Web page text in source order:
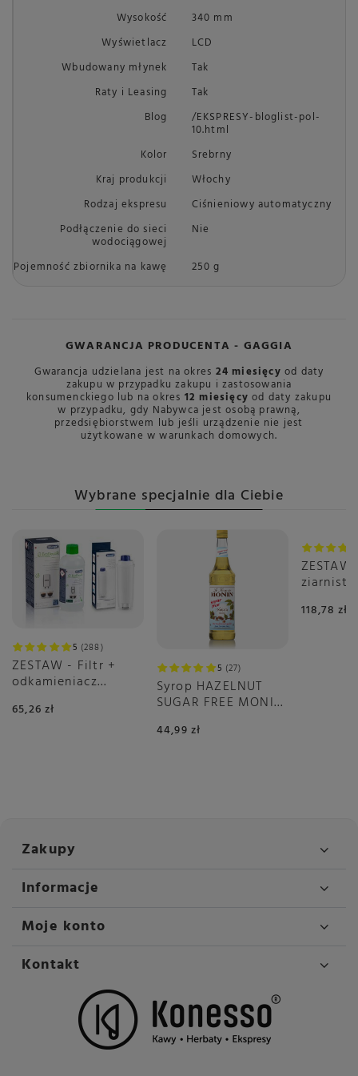
Wysokość
340 mm
Wyświetlacz
LCD
Wbudowany młynek
Tak
Raty i Leasing
Tak
Blog
/EKSPRESY-bloglist-pol-
10.html
Kolor
Srebrny
Kraj produkcji
Włochy
Rodzaj ekspresu
Ciśnieniowy automatyczny
Podłączenie do sieci
wodociągowej
Nie
Pojemność zbiornika na kawę 250 g
GWARANCJA PRODUCENTA - GAGGIA
Gwarancja udzielana jest na okres 24 miesięcy od daty
zakupu w przypadku zakupu i zastosowania
konsumenckiego lub na okres 12 miesięcy od daty zakupu
w przypadku, gdy Nabywca jest osobą prawną,
przedsiębiorstwem lub jeśli urządzenie nie jest
użytkowane w warunkach domowych.
Wybrane specjalnie dla Ciebie
5 288
ZESTAW - Filtr +
odkamieniacz
65,26 zł
5 27
Syrop HAZELNUT
SUGAR FREE MONIN
44,99 zł
118,78 zł
Zakupy
Informacje
Moje konto
Kontakt